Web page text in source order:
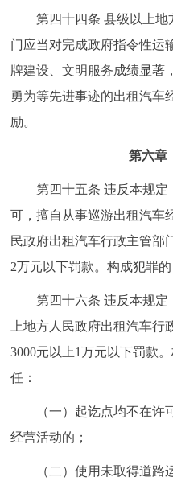
第四十四条 县级以上地
门应当对完成政府指令性运
牌建设、文明服务成绩显著
勇为等先进事迹的出租汽车
励。
第六
第四十五条 违反本规定
可，擅自从事巡游出租汽车
民政府出租汽车行政主管部
2万元以下罚款。构成犯罪
第四十六条 违反本规定
上地方人民政府出租汽车
3000元以上1万元以下罚款
任：
（一）起讫点均不在许
经营活动的；
（二）使用未取得道路运